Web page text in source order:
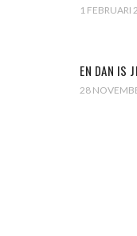
1 FEBRUARI
EN DAN IS
28